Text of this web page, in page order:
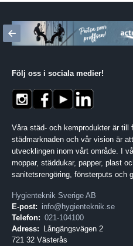
Följ oss i sociala medier!
Våra städ- och kemprodukter är till
städmarknaden och vår vision är
utvecklingen inom vårt område. I
moppar, städdukar, papper, plast
sanitetsrengöring, fönsterputs och
Hygienteknik Sverige AB
E-post: info@hygienteknik.se
Telefon: 021-104100
Adress:
Långängsvägen 2
721 32 Västerås